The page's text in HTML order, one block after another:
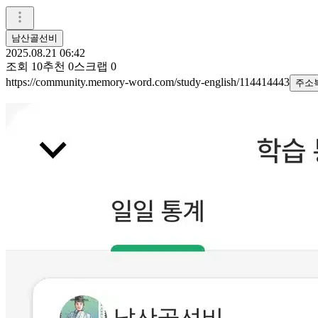
남산골선비
2025.08.21 06:42
조회 10추천 0스크랩 0
https://community.memory-word.com/study-english/114414443 주소